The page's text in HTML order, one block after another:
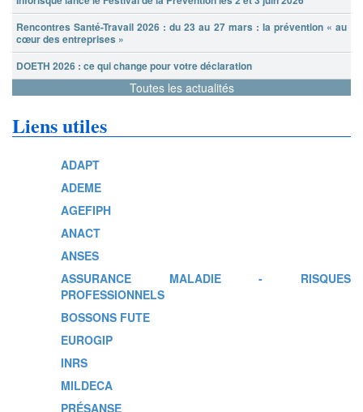
Rencontres Santé-Travail 2026 : du 23 au 27 mars : la prévention « au
cœur des entreprises »
DOETH 2026 : ce qui change pour votre déclaration
Toutes les actualités
Liens utiles
ADAPT
ADEME
AGEFIPH
ANACT
ANSES
ASSURANCE MALADIE - RISQUES
PROFESSIONNELS
BOSSONS FUTE
EUROGIP
INRS
MILDECA
PRÉSANSE